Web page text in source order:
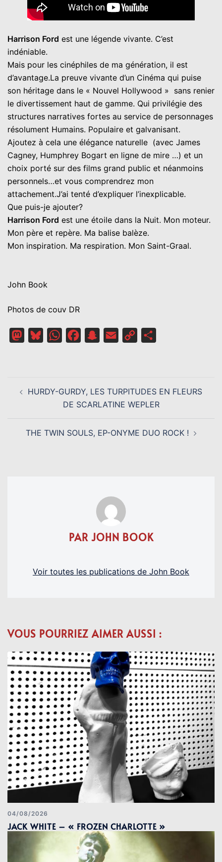
Harrison Ford est une légende vivante. C’est
indéniable.
Mais pour les cinéphiles de ma génération, il est
d’avantage.La preuve vivante d’un Cinéma qui puise
son héritage dans le « Nouvel Hollywood » sans renier
le divertissement haut de gamme. Qui privilégie des
structures narratives fortes au service de personnages
résolument Humains. Populaire et galvanisant.
Ajoutez à cela une élégance naturelle (avec James
Cagney, Humphrey Bogart en ligne de mire …) et un
choix porté sur des films grand public et néanmoins
personnels…et vous comprendrez mon
attachement.J’ai tenté d’expliquer l’inexplicable.
Que puis-je ajouter?
Harrison Ford est une étoile dans la Nuit. Mon moteur.
Mon père et repère. Ma balise balèze.
Mon inspiration. Ma respiration. Mon Saint-Graal.
John Book
Photos de couv DR
MastodonBlueskyWhatsAppFacebookSnapchat
Email
Copy
D’ARTICLE
HURDY-GURDY, LES TURPITUDES EN FLEURS
DE SCARLATINE WEPLER
THE TWIN SOULS, EP-ONYME DUO ROCK !
PAR JOHN BOOK
Voir toutes les publications de John Book
VOUS POURRIEZ AIMER AUSSI :
04/08/2026
JACK WHITE – « FROZEN CHARLOTTE »